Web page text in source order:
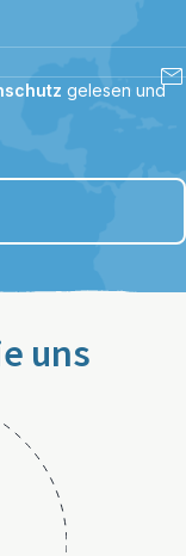
gelesen und
uns